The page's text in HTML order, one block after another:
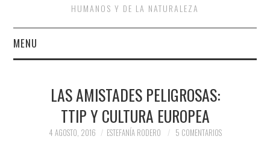
HUMANOS Y DE LA NATURALEZA
MENU
HACER BOSQUE (SALA DE
PRENSA Y
LAS AMISTADES PELIGROSAS:
TTIP Y CULTURA EUROPEA
4 AGOSTO, 2016 ESTEFANÍA RODERO 5 COMENTARIOS